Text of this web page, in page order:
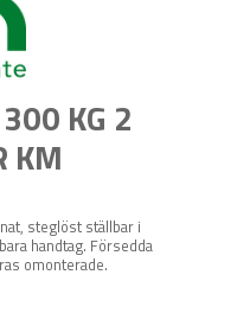
KG 2
KM
steglöst ställbar i
handtag. Försedda
omonterade.